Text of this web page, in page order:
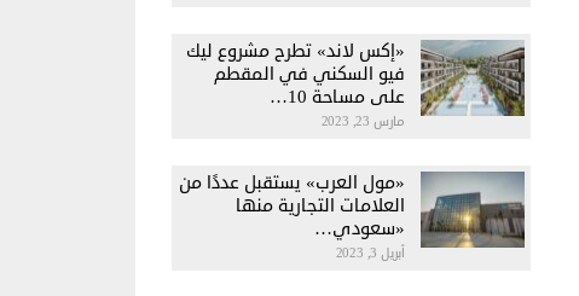
«إكس لاند» تطرح مشروع ليك
فيو السكني في المقطم
على مساحة 10…
مارس 23, 2023
«مول العرب» يستقبل عددًا من
العلامات التجارية منها
«سعودي…
أبريل 3, 2023